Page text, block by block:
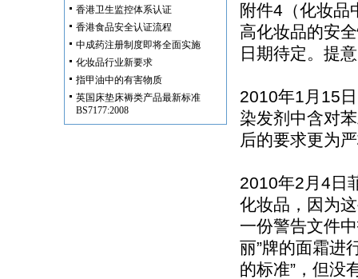
香港卫生监控体系认证
香港食品安全认证流程
中成药注册制度即将全面实施
化妆品行业新要求
指甲油中的有害物质
英国床垫床褥类产品最新标准
BS7177:2008
附件4（化妆品
高化妆品的安
日期待定。提
2010年1月15
染发剂中含对
后的要求更为
2010年2月4日
化妆品，因为
一份警告文件
丽”牌的面霜进
的标准”，但没